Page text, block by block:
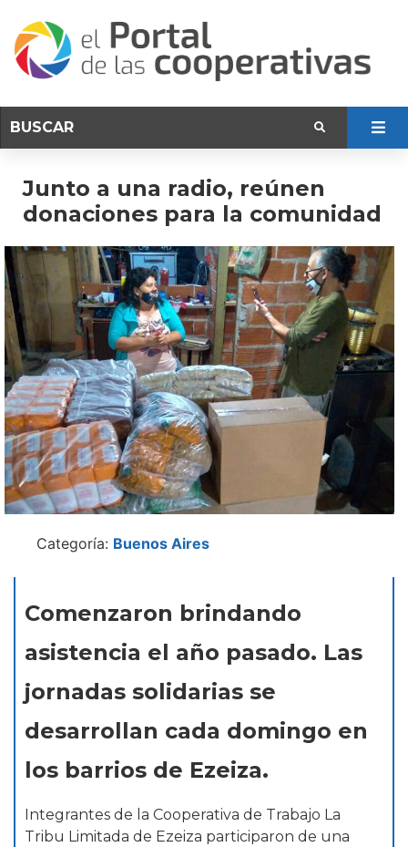
Junto a una radio, reúnen
donaciones para la comunidad
Categoría: Buenos Aires
Comenzaron brindando
asistencia el año pasado. Las
jornadas solidarias se
desarrollan cada domingo en
los barrios de Ezeiza.
Integrantes de la Cooperativa de Trabajo La
Tribu Limitada de Ezeiza participaron de una